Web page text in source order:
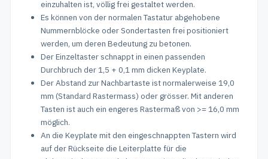
einzuhalten ist, völlig frei gestaltet werden.
Es können von der normalen Tastatur abgehobene
Nummernblöcke oder Sondertasten frei positioniert
werden, um deren Bedeutung zu betonen.
Der Einzeltaster schnappt in einen passenden
Durchbruch der 1,5 + 0,1 mm dicken Keyplate.
Der Abstand zur Nachbartaste ist normalerweise 19,0
mm (Standard Rastermass) oder grösser. Mit anderen
Tasten ist auch ein engeres Rastermaß von >= 16,0 mm
möglich.
An die Keyplate mit den eingeschnappten Tastern wird
auf der Rückseite die Leiterplatte für die